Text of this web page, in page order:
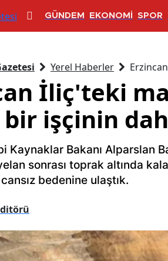
GÜNDEM EKONOMİ SPOR
Yerel Haberler
İliç'teki
işçinin
Kaynaklar Bakanı Alparslan
sonrası toprak altında
bedenine ulaştık.